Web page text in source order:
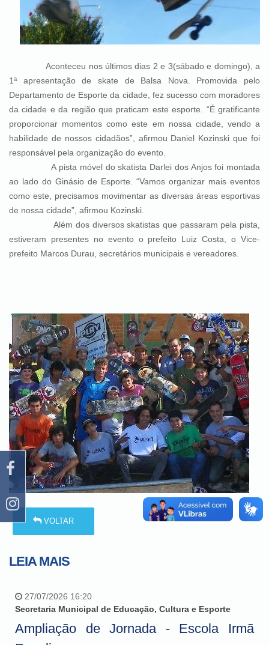
Aconteceu nos últimos dias 2 e 3(sábado e domingo), a
1ª apresentação de skate de Balsa Nova. Promovida pelo
Departamento de Esporte da cidade, fez sucesso com moradores
da cidade e da região que praticam este esporte. “É gratificante
proporcionar momentos como este em nossa cidade, vendo a
habilidade de nossos cidadãos”, afirmou Daniel Kozinski que foi
responsável pela organização do evento.
A pista móvel do skatista Darlei dos Anjos foi montada
ao lado do Ginásio de Esporte. “Vamos organizar mais eventos
como este, precisamos movimentar as diversas áreas esportivas
de nossa cidade”, afirmou Kozinski.
Além dos diversos skatistas que passaram pela pista,
estiveram presentes no evento o prefeito Luiz Costa, o Vice-
prefeito Marcos Durau, secretários municipais e vereadores.
VOLTAR
LEIA MAIS
27/07/2026 16:20
Secretaria Municipal de Educação, Cultura e Esporte
Ampliação de Jornada - Escola Irmã